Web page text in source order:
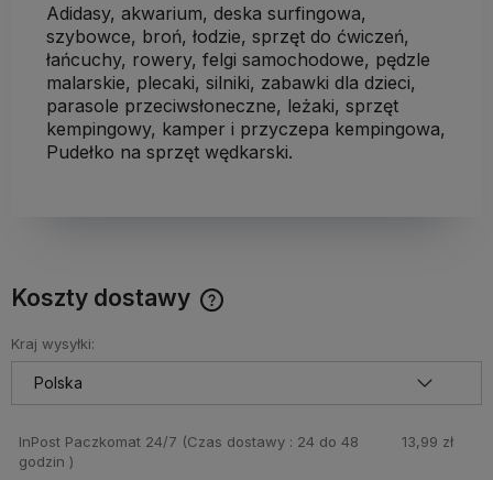
Adidasy, akwarium, deska surfingowa,
szybowce, broń, łodzie, sprzęt do ćwiczeń,
łańcuchy, rowery, felgi samochodowe, pędzle
malarskie, plecaki, silniki, zabawki dla dzieci,
parasole przeciwsłoneczne, leżaki, sprzęt
kempingowy, kamper i przyczepa kempingowa,
Pudełko na sprzęt wędkarski.
Koszty dostawy
Kraj wysyłki:
InPost Paczkomat 24/7 (Czas dostawy : 24 do 48
godzin )
13,99 zł